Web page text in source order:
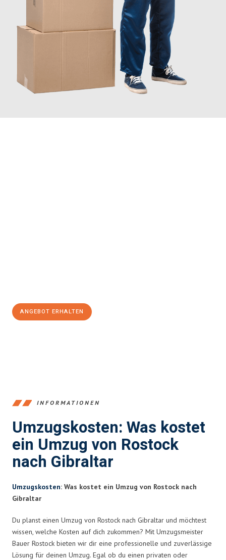
ANGEBOT ERHALTEN
INFORMATIONEN
Umzugskosten: Was kostet
ein Umzug von Rostock
nach Gibraltar
Umzugskosten: Was kostet ein Umzug von Rostock nach
Gibraltar
Du planst einen Umzug von Rostock nach Gibraltar und möchtest
wissen, welche Kosten auf dich zukommen? Mit Umzugsmeister
Bauer Rostock bieten wir dir eine professionelle und zuverlässige
Lösung für deinen Umzug. Egal ob du einen privaten oder